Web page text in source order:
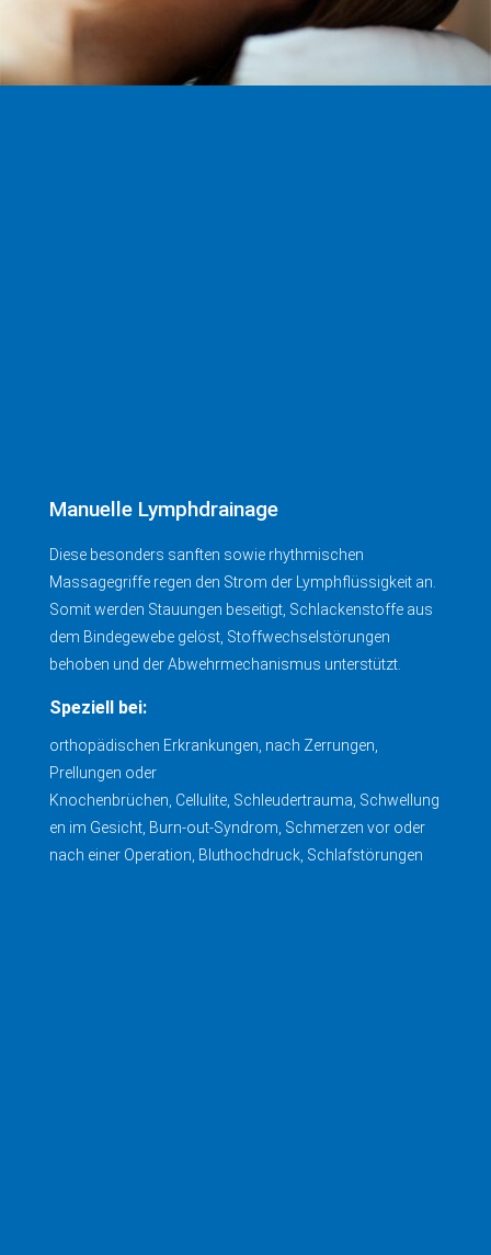
Manuelle Lymphdrainage
Diese besonders sanften sowie rhythmischen
Massagegriffe regen den Strom der Lymphflüssigkeit an.
Somit werden Stauungen beseitigt, Schlackenstoffe aus
dem Bindegewebe gelöst, Stoffwechselstörungen
behoben und der Abwehrmechanismus unterstützt.
Speziell bei:
orthopädischen Erkrankungen, nach Zerrungen,
Prellungen oder
Knochenbrüchen, Cellulite, Schleudertrauma, Schwellung
en im Gesicht, Burn-out-Syndrom, Schmerzen vor oder
nach einer Operation, Bluthochdruck, Schlafstörungen